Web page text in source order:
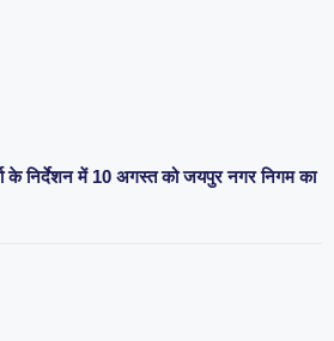
के निर्देशन में 10 अगस्त को जयपुर नगर निगम का